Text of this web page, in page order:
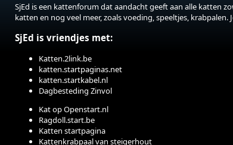
SjEd is een kattenforum dat aandacht geeft aan alle katten
katten en nog veel meer, zoals voeding, speeltjes,
SjEd is vriendjes met:
Katten.2link.be
katten.startpaginas.net
katten.startkabel.nl
Dagbesteding Zinvol
Kat op Openstart.nl
Ragdoll.start.be
Katten startpagina
Kattenkrabpaal van steigerhout